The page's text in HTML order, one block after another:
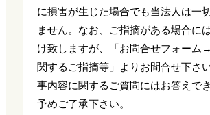
に損害が生じた場合でも当法人は一
ません。なお、ご指摘がある場合に
け致しますが、「お問合せフォーム
関するご指摘等」よりお問合せ下さ
事内容に関するご質問にはお答えで
予めご了承下さい。